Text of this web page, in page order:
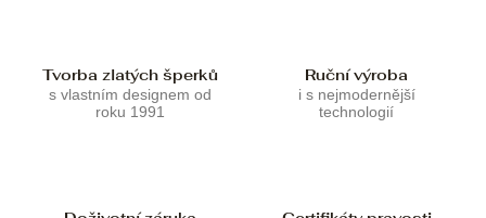
Tvorba zlatých šperků
s vlastním designem od
roku 1991
Ruční výroba
i s nejmodernější
technologií